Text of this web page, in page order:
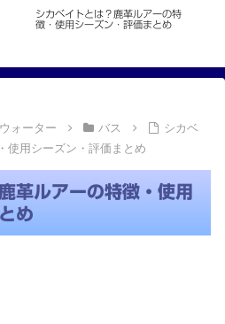
シカベイトとは？鹿革ルアーの特
徴・使用シーズン・評価まとめ
ォーター バス
シカベ
使用シーズン・評価まとめ
革ルアーの特徴・使用
め